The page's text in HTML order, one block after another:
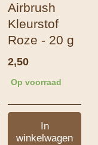
Airbrush
Kleurstof
Roze - 20 g
2,50
Op voorraad
In
winkelwagen